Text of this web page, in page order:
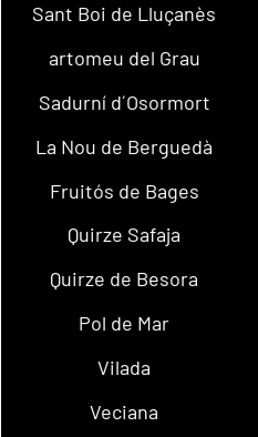
Sant Boi de Lluçanès
artomeu del Grau
Sadurní d´Osormort
La Nou de Berguedà
Fruitós de Bages
Quirze Safaja
Quirze de Besora
Pol de Mar
Vilada
Veciana